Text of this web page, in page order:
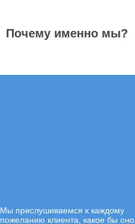
Почему именно мы?
Мы прислушиваемся к каждому
пожеланию клиента, какое бы оно